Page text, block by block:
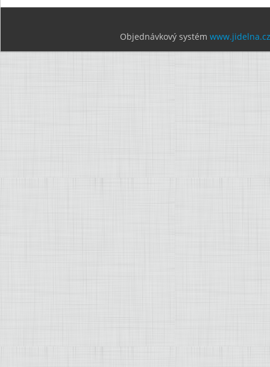
Objednávkový systém www.jidelna.cz